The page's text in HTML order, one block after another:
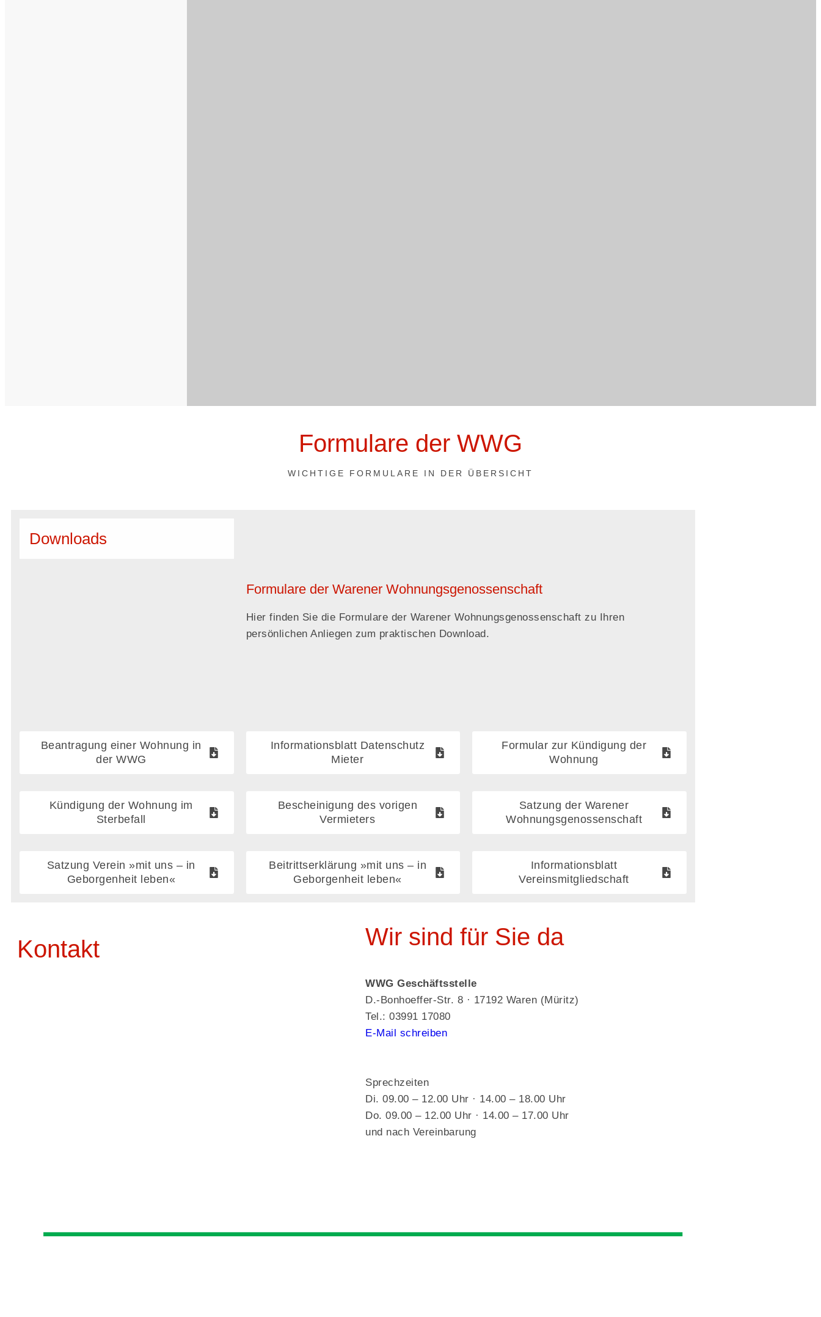
Formulare der WWG
WICHTIGE FORMULARE IN DER ÜBERSICHT
Downloads
Formulare der Warener Wohnungsgenossenschaft
Hier finden Sie die Formulare der Warener Wohnungsgenossenschaft zu Ihren
persönlichen Anliegen zum praktischen Download.
Beantragung einer Wohnung in
der WWG
Informationsblatt Datenschutz
Mieter
Formular zur Kündigung der
Wohnung
Kündigung der Wohnung im
Sterbefall
Bescheinigung des vorigen
Vermieters
Satzung der Warener
Wohnungsgenossenschaft
Satzung Verein »mit uns – in
Geborgenheit leben«
Beitrittserklärung »mit uns – in
Geborgenheit leben«
Informationsblatt
Vereinsmitgliedschaft
Kontakt Wir sind für Sie da
WWG Geschäftsstelle
D.-Bonhoeffer-Str. 8 · 17192 Waren (Müritz)
Tel.: 03991 17080
E-Mail schreiben
Sprechzeiten
Di. 09.00 – 12.00 Uhr · 14.00 – 18.00 Uhr
Do. 09.00 – 12.00 Uhr · 14.00 – 17.00 Uhr
und nach Vereinbarung